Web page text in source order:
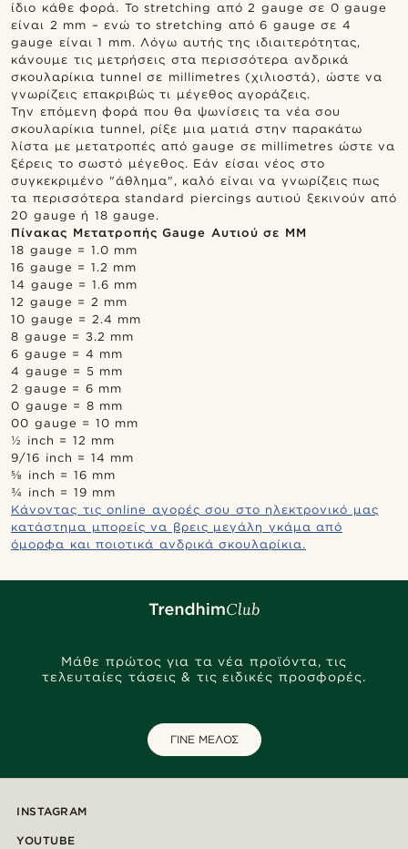
ίδιο κάθε φορά. Το stretching από 2 gauge σε 0 gauge
είναι 2 mm – ενώ το stretching από 6 gauge σε 4
gauge είναι 1 mm. Λόγω αυτής της ιδιαιτερότητας,
κάνουμε τις μετρήσεις στα περισσότερα ανδρικά
σκουλαρίκια tunnel σε millimetres (χιλιοστά), ώστε να
γνωρίζεις επακριβώς τι μέγεθος αγοράζεις.
Την επόμενη φορά που θα ψωνίσεις τα νέα σου
σκουλαρίκια tunnel, ρίξε μια ματιά στην παρακάτω
λίστα με μετατροπές από gauge σε millimetres ώστε να
ξέρεις το σωστό μέγεθος. Εάν είσαι νέος στο
συγκεκριμένο "άθλημα", καλό είναι να γνωρίζεις πως
τα περισσότερα standard piercings αυτιού ξεκινούν από
20 gauge ή 18 gauge.
Πίνακας Μετατροπής Gauge Αυτιού σε MM
18 gauge = 1.0 mm
16 gauge = 1.2 mm
14 gauge = 1.6 mm
12 gauge = 2 mm
10 gauge = 2.4 mm
8 gauge = 3.2 mm
6 gauge = 4 mm
4 gauge = 5 mm
2 gauge = 6 mm
0 gauge = 8 mm
00 gauge = 10 mm
½ inch = 12 mm
9/16 inch = 14 mm
⅝ inch = 16 mm
¾ inch = 19 mm
Κάνοντας τις online αγορές σου στο ηλεκτρονικό μας
κατάστημα μπορείς να βρεις μεγάλη γκάμα από
όμορφα και ποιοτικά ανδρικά σκουλαρίκια.
Μάθε πρώτος για τα νέα προϊόντα, τις
τελευταίες τάσεις & τις ειδικές προσφορές.
ΓΙΝΕ ΜΕΛΟΣ
INSTAGRAM
YOUTUBE